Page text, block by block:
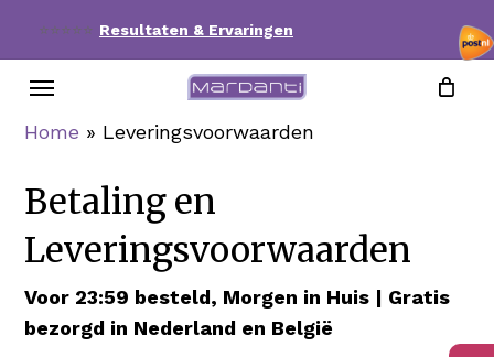
main
⭐⭐⭐⭐⭐ Resultaten & Ervaringen
Home » Leveringsvoorwaarden
Betaling en
Leveringsvoorwaarden
Voor 23:59 besteld, Morgen in Huis | Gratis
bezorgd in Nederland en België